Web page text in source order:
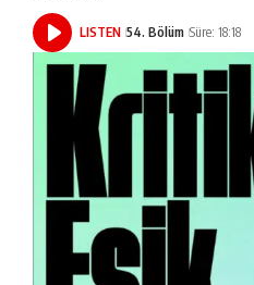
LISTEN 54. Bölüm Süre: 18:18